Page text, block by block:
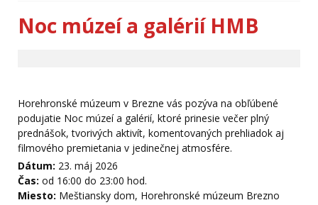
Noc múzeí a galérií HMB
Horehronské múzeum v Brezne vás pozýva na obľúbené
podujatie Noc múzeí a galérií, ktoré prinesie večer plný
prednášok, tvorivých aktivít, komentovaných prehliadok aj
filmového premietania v jedinečnej atmosfére.
Dátum: 23. máj 2026
Čas: od 16:00 do 23:00 hod.
Miesto: Meštiansky dom, Horehronské múzeum Brezno